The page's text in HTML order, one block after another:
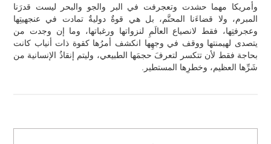
وأمريكا مهما حشدت وتعجرفت في البر والجو والبحر ليست قدرَنا
المبرم، ولا قضاءَنا المحتَّم، بل هي قوةٌ دوليةٌ تمادت في عنجهيتِها
وعجرفتِها، فقط لانصياع العالَمِ لنزواتها ورغباتها، وما إن وجدت من
يتصدى لهيمنتها ووقف في وجهِها انكشف أمرُها كقوة ذات أنياب كانت
بحاجة فقط لأن تتكسر لتعرفَ حجمَها الطبيعي، وليتم إنقاذُ الإنسانية من
شَرِّها العظيم، وخطرِها المستطير.